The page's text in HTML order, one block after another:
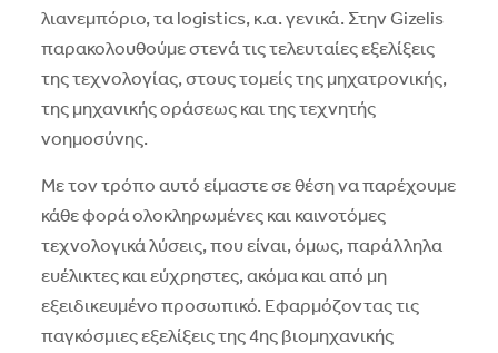
λιανεμπόριο, τα logistics, κ.α. γενικά. Στην Gizelis
παρακολουθούμε στενά τις τελευταίες εξελίξεις
της τεχνολογίας, στους τομείς της μηχατρονικής,
της μηχανικής οράσεως και της τεχνητής
νοημοσύνης.
Mε τον τρόπο αυτό είμαστε σε θέση να παρέχουμε
κάθε φορά ολοκληρωμένες και καινοτόμες
τεχνολογικά λύσεις, που είναι, όμως, παράλληλα
ευέλικτες και εύχρηστες, ακόμα και από μη
εξειδικευμένο προσωπικό. Eφαρμόζοντας τις
παγκόσμιες εξελίξεις της 4ης βιομηχανικής